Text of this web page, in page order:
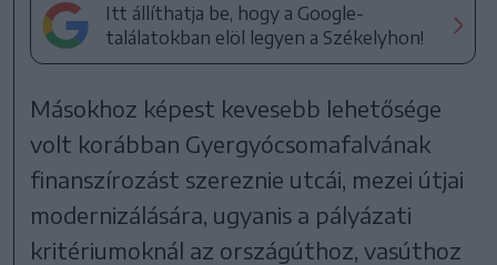
Itt állíthatja be, hogy a Google-
találatokban elöl legyen a Székelyhon!
Másokhoz képest kevesebb lehetősége
volt korábban Gyergyócsomafalvának
finanszírozást szereznie utcái, mezei útjai
modernizálására, ugyanis a pályázati
kritériumoknál az országúthoz, vasúthoz